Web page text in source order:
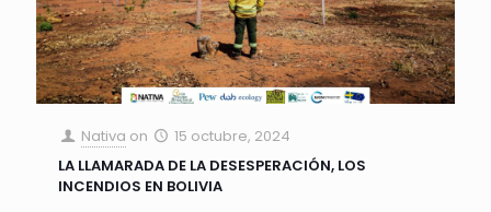
Nativa on
15 octubre, 2024
LA LLAMARADA DE LA DESESPERACIÓN, LOS
INCENDIOS EN BOLIVIA